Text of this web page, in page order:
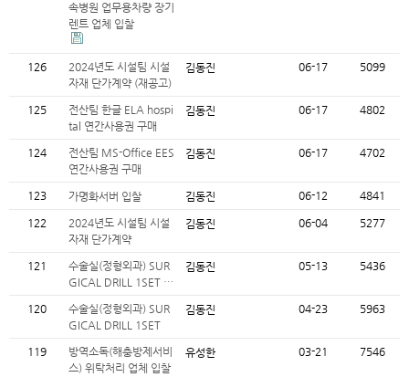
속병원 업무용차량 장기
렌트 업체 입찰
126
2024년도 시설팀 시설
자재 단가계약 (재공고)
김동진 06-17 5099
125
전산팀 한글 ELA hospi
tal 연간사용권 구매
김동진 06-17 4802
124
전산팀 MS-Office EES
연간사용권 구매
김동진 06-17 4702
123 가명화서버 입찰 김동진 06-12 4841
122
2024년도 시설팀 시설
자재 단가계약
김동진 06-04 5277
121
수술실(정형외과) SUR
GICAL DRILL 1SET …
김동진 05-13 5436
120
수술실(정형외과) SUR
GICAL DRILL 1SET
김동진 04-23 5963
119
방역소독(해충방제서비
스) 위탁처리 업체 입찰
유성한 03-21 7546